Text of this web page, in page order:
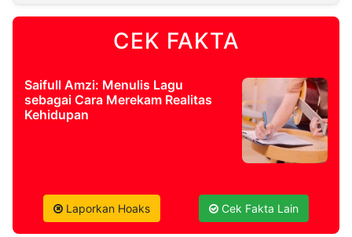
CEK FAKTA
Saifull Amzi: Menulis Lagu
sebagai Cara Merekam Realitas
Kehidupan
Laporkan Hoaks Cek Fakta Lain